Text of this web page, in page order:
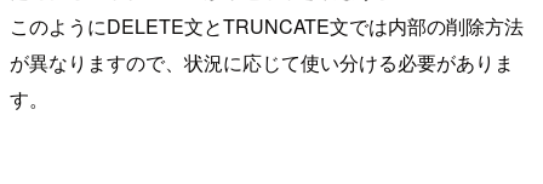
このようにDELETE文とTRUNCATE文では内部の削除方法
が異なりますので、状況に応じて使い分ける必要がありま
す。